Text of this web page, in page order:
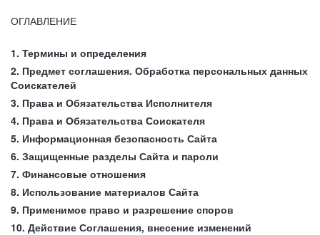
ОГЛАВЛЕНИЕ
1. Термины и определения
2. Предмет соглашения. Обработка персональных данных
Соискателей
3. Права и Обязательства Исполнителя
4. Права и Обязательства Соискателя
5. Информационная безопасность Сайта
6. Защищенные разделы Сайта и пароли
7. Финансовые отношения
8. Использование материалов Сайта
9. Применимое право и разрешение споров
10. Действие Соглашения, внесение изменений